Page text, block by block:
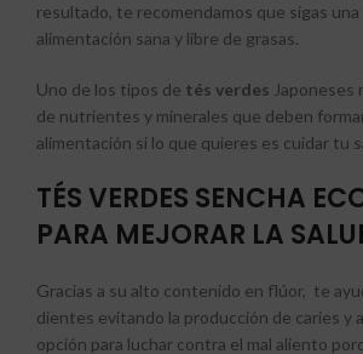
resultado, te recomendamos que sigas
alimentación sana y libre de grasas.
Uno de los tipos de tés verdes Japoneses
de nutrientes y minerales que deben
alimentación si lo que quieres es cuidar tu
TÉS VERDES SENCHA
PARA MEJORAR LA
Gracias a su alto contenido en flúor, te
dientes evitando la producción de caries y
opción para luchar contra el mal aliento